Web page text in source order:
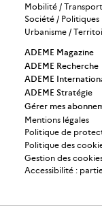
Mobilité /
Société / Politiques
Urbanisme /
ADEME Magazine
ADEME Recherche
ADEME
ADEME Stratégie
Gérer mes
Mentions légales
Politique de
Politique des
Gestion des
Accessibilité :